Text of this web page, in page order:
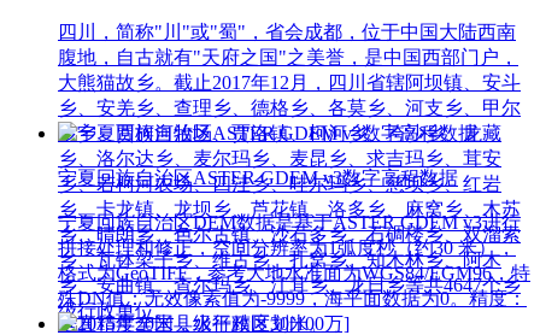
四川，简称"川"或"蜀"，省会成都，位于中国大陆西南
腹地，自古就有"天府之国"之美誉，是中国西部门户，
大熊猫故乡。截止2017年12月，四川省辖阿坝镇、安斗
乡、安羌乡、查理乡、德格乡、各莫乡、河支乡、甲尔
多乡、贾柯河牧场、贾洛镇、柯河乡、垮沙乡、龙藏
乡、洛尔达乡、麦尔玛乡、麦昆乡、求吉玛乡、茸安
乡、若柯河农场、四洼乡、哇尔玛乡、慈坝乡、红岩
乡、卡龙镇、龙坝乡、芦花镇、洛多乡、麻窝乡、木苏
乡、晴朗乡、色尔古镇、沙石多乡、石碉楼乡、双溜索
乡、瓦钵梁子乡、维古乡、扎窝乡、知木林乡、阿木
乡、安曲镇、查尔玛乡、江茸乡、龙日乡等共4647个乡
级行政单位。
宁夏回族自治区ASTER GDEM v3数字高程数据
宁夏回族自治区DEM数据是基于ASTER GDEM v3进行
拼接处理和修正，空间分辨率为1弧度秒（约30 米），
格式为GeoTIFF，参考大地水准面为WGS84/EGM96，特
殊DN值：无效像素值为-9999，海平面数据为0。精度：
垂直精度20米，水平精度30米。